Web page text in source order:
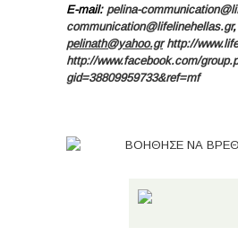
E-mail: pelina-
communication@lifelinehellas.gr,
pelinath@yahoo.gr http://
http://www.facebook.com/
gid=38809959733&ref=mf